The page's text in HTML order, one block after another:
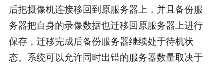
后把摄像机连接移回到原服务器上，并且备份服
务器把自身的录像数据也迁移回原服务器上进行
保存，迁移完成后备份服务器继续处于待机状
态。系统可以允许同时出错的服务器数量取决于